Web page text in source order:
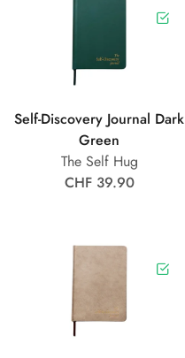
Self-Discovery Journal Dark
Green
The Self Hug
CHF 39.90